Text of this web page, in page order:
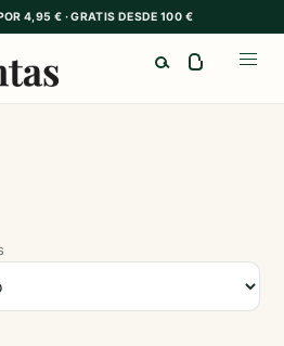
4,95 € · GRATIS DESDE 100 €